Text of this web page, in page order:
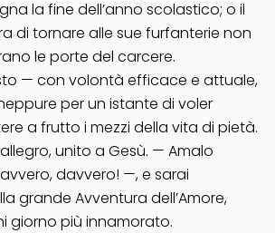
la fine dell’anno scolastico; o il
di tornare alle sue furfanterie non
le porte del carcere.
— con volontà efficace e attuale,
per un istante di voler
a frutto i mezzi della vita di pietà.
unito a Gesù. — Amalo
davvero! —, e sarai
grande Avventura dell’Amore,
giorno più innamorato.